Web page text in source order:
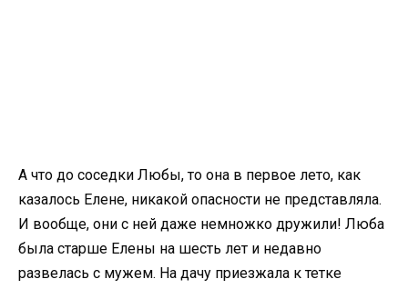
А что до соседки Любы, то она в первое лето, как
казалось Елене, никакой опасности не представляла.
И вообще, они с ней даже немножко дружили! Люба
была старше Елены на шесть лет и недавно
развелась с мужем. На дачу приезжала к тетке